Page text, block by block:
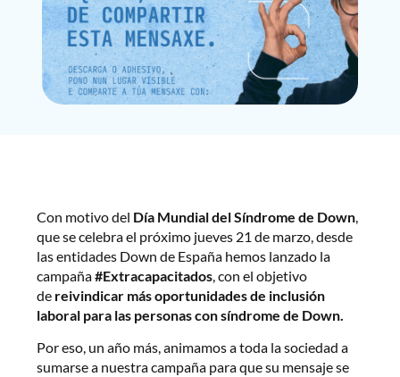
Con motivo del Día Mundial del Síndrome de Down,
que se celebra el próximo jueves 21 de marzo, desde
las entidades Down de España hemos lanzado la
campaña#Extracapacitados, con el objetivo
de reivindicar más oportunidades de inclusión
laboral para las personas con síndrome de Down.
Por eso, un año más, animamos a toda la sociedad a
sumarse a nuestra campaña para que su mensaje se